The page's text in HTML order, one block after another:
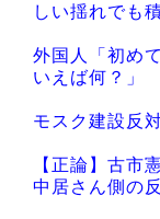
しい揺れでも
外国人「初め
いえば何？」
モスク建設反
【正論】古市
中居さん側の